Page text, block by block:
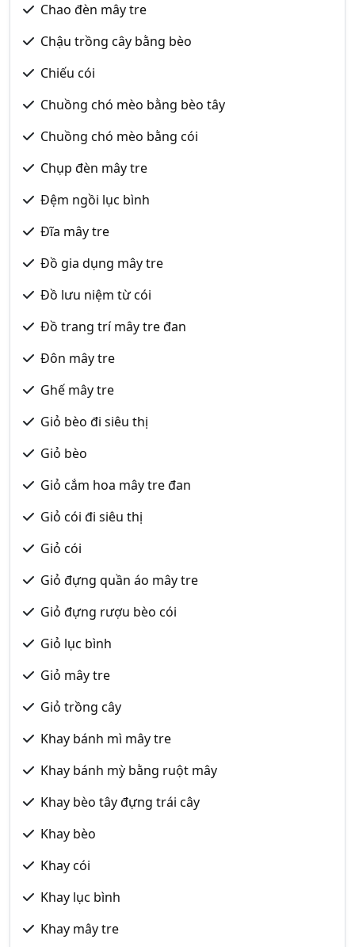
Chao đèn mây tre
Chậu trồng cây bằng bèo
Chiếu cói
Chuồng chó mèo bằng bèo tây
Chuồng chó mèo bằng cói
Chụp đèn mây tre
Đệm ngồi lục bình
Đĩa mây tre
Đồ gia dụng mây tre
Đồ lưu niệm từ cói
Đồ trang trí mây tre đan
Đôn mây tre
Ghế mây tre
Giỏ bèo đi siêu thị
Giỏ bèo
Giỏ cắm hoa mây tre đan
Giỏ cói đi siêu thị
Giỏ cói
Giỏ đựng quần áo mây tre
Giỏ đựng rượu bèo cói
Giỏ lục bình
Giỏ mây tre
Giỏ trồng cây
Khay bánh mì mây tre
Khay bánh mỳ bằng ruột mây
Khay bèo tây đựng trái cây
Khay bèo
Khay cói
Khay lục bình
Khay mây tre